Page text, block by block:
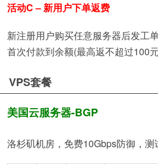
活动C – 新用户下单返费
新注册用户购买任意服务器后发工
首次付款到余额(最高返不超过100
VPS套餐
美国云服务器-BGP
洛杉矶机房，免费10Gbps防御，测